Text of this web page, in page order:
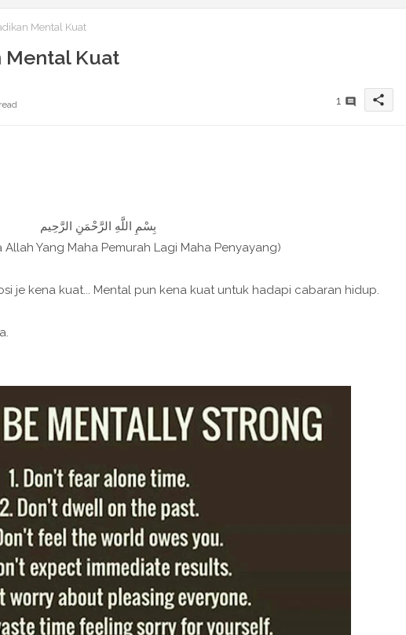
Mental Kuat
Mental Kuat
1 share
Allah Yang Maha Pemurah Lagi Maha Penyayang)
je kena kuat... Mental pun kena kuat untuk hadapi cabaran hidup.